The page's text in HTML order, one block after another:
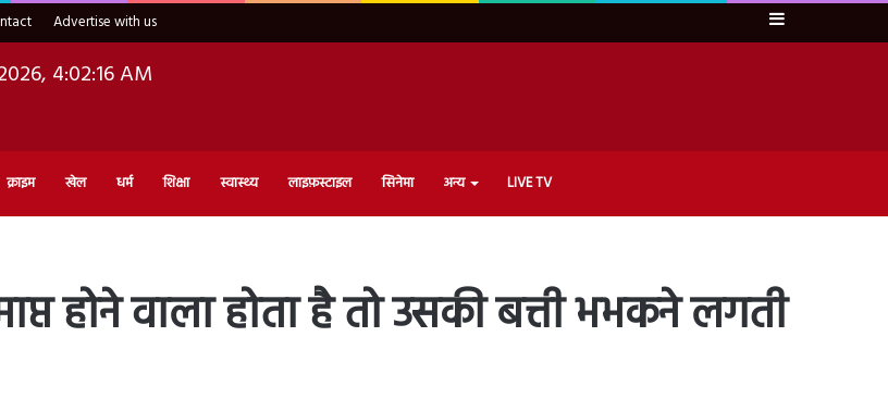
Advertise with us Sidebar
4:02:18 AM
क्राइम खेल धर्म शिक्षा स्वास्थ्य लाइफ़स्टाइल सिनेमा अन्य LIVE TV
होने वाला होता है तो उसकी बत्ती भभकने लगती